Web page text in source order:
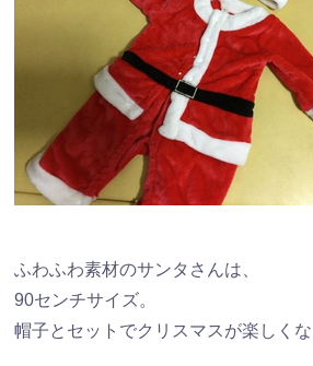
ふわふわ素材のサンタさんは、
90センチサイズ。
帽子とセットでクリスマスが楽しくな